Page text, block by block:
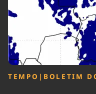
TEMPO | BOLETIM